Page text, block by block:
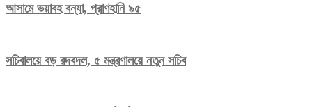
আসামে ভয়াবহ বন্যা, প্রাণহানি ৯৫
সচিবালয়ে বড় রদবদল, ৫ মন্ত্রণালয়ে নতুন সচিব